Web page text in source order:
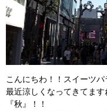
こんにちわ！！スイーツ
最近涼しくなってきてま
『秋』！！